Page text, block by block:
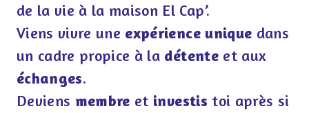
de la vie à la maison El Cap’.
Viens vivre une expérience unique dans
un cadre propice à la détente et aux
échanges.
Deviens membre et investis toi après si